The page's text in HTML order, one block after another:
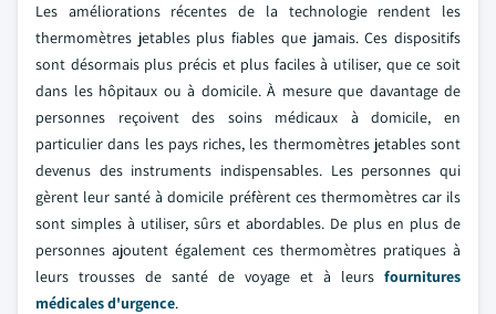
Les améliorations récentes de la technologie rendent les
thermomètres jetables plus fiables que jamais. Ces dispositifs
sont désormais plus précis et plus faciles à utiliser, que ce soit
dans les hôpitaux ou à domicile. À mesure que davantage de
personnes reçoivent des soins médicaux à domicile, en
particulier dans les pays riches, les thermomètres jetables sont
devenus des instruments indispensables. Les personnes qui
gèrent leur santé à domicile préfèrent ces thermomètres car ils
sont simples à utiliser, sûrs et abordables. De plus en plus de
personnes ajoutent également ces thermomètres pratiques à
leurs trousses de santé de voyage et à leurs fournitures
médicales d'urgence.